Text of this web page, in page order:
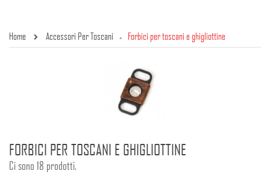
Home Accessori Per Toscani » Forbici per toscani e ghigliottine
FORBICI PER TOSCANI E GHIGLIOTTINE
Ci sono 18 prodotti.